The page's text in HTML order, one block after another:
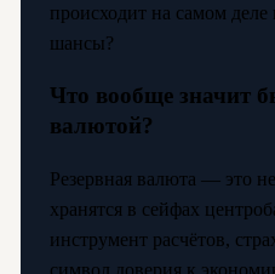
происходит на самом
шансы?
Что вообще значит
валютой?
Резервная валюта — это
хранятся в сейфах
инструмент расчётов,